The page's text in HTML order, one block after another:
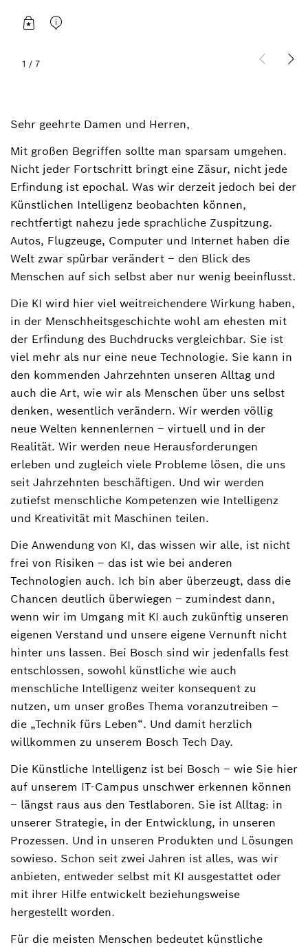
1 / 7
Sehr geehrte Damen und Herren,
Mit großen Begriffen sollte man sparsam umgehen.
Nicht jeder Fortschritt bringt eine Zäsur, nicht jede
Erfindung ist epochal. Was wir derzeit jedoch bei der
Künstlichen Intelligenz beobachten können,
rechtfertigt nahezu jede sprachliche Zuspitzung.
Autos, Flugzeuge, Computer und Internet haben die
Welt zwar spürbar verändert – den Blick des
Menschen auf sich selbst aber nur wenig beeinflusst.
Die KI wird hier viel weitreichendere Wirkung haben,
in der Menschheitsgeschichte wohl am ehesten mit
der Erfindung des Buchdrucks vergleichbar. Sie ist
viel mehr als nur eine neue Technologie. Sie kann in
den kommenden Jahrzehnten unseren Alltag und
auch die Art, wie wir als Menschen über uns selbst
denken, wesentlich verändern. Wir werden völlig
neue Welten kennenlernen – virtuell und in der
Realität. Wir werden neue Herausforderungen
erleben und zugleich viele Probleme lösen, die uns
seit Jahrzehnten beschäftigen. Und wir werden
zutiefst menschliche Kompetenzen wie Intelligenz
und Kreativität mit Maschinen teilen.
Die Anwendung von KI, das wissen wir alle, ist nicht
frei von Risiken – das ist wie bei anderen
Technologien auch. Ich bin aber überzeugt, dass die
Chancen deutlich überwiegen – zumindest dann,
wenn wir im Umgang mit KI auch zukünftig unseren
eigenen Verstand und unsere eigene Vernunft nicht
hinter uns lassen. Bei Bosch sind wir jedenfalls fest
entschlossen, sowohl künstliche wie auch
menschliche Intelligenz weiter konsequent zu
nutzen, um unser großes Thema voranzutreiben –
die „Technik fürs Leben“. Und damit herzlich
willkommen zu unserem Bosch Tech Day.
Die Künstliche Intelligenz ist bei Bosch – wie Sie hier
auf unserem IT-Campus unschwer erkennen können
– längst raus aus den Testlaboren. Sie ist Alltag: in
unserer Strategie, in der Entwicklung, in unseren
Prozessen. Und in unseren Produkten und Lösungen
sowieso. Schon seit zwei Jahren ist alles, was wir
anbieten, entweder selbst mit KI ausgestattet oder
mit ihrer Hilfe entwickelt beziehungsweise
hergestellt worden.
Für die meisten Menschen bedeutet künstliche